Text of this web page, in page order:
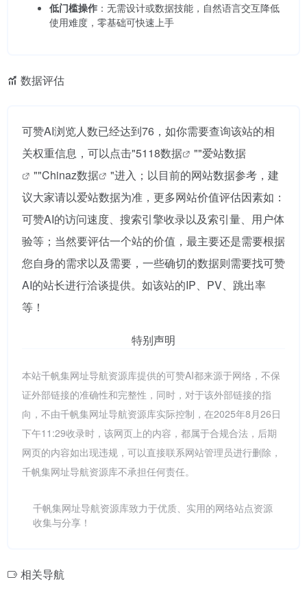
低门槛操作 ：无需设计或数据技能，自然语言交互降低
使用难度，零基础可快速上手
数据评估
可赞AI浏览人数已经达到76，如你需要查询该站的相
关权重信息，可以点击"5118数据 ""爱站数据
""Chinaz数据
"进入；以目前的网站数据参考，建
议大家请以爱站数据为准，更多网站价值评估因素如：
可赞AI的访问速度、搜索引擎收录以及索引量、用户体
验等；当然要评估一个站的价值，最主要还是需要根据
您自身的需求以及需要，一些确切的数据则需要找可赞
AI的站长进行洽谈提供。如该站的IP、PV、跳出率
等！
特别声明
本站千帆集网址导航资源库提供的可赞AI都来源于网络，不保
证外部链接的准确性和完整性，同时，对于该外部链接的指
向，不由千帆集网址导航资源库实际控制，在2025年8月26日
下午11:29收录时，该网页上的内容，都属于合规合法，后期
网页的内容如出现违规，可以直接联系网站管理员进行删除，
千帆集网址导航资源库不承担任何责任。
千帆集网址导航资源库致力于优质、实用的网络站点资源
收集与分享！
相关导航